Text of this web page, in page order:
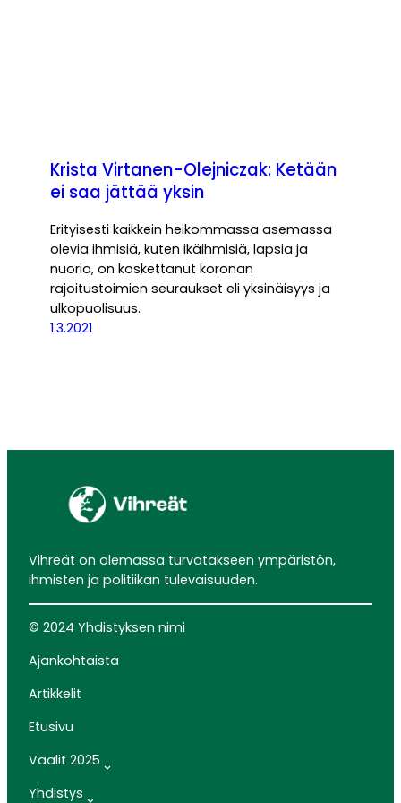
Krista Virtanen-Olejniczak: Ketään
ei saa jättää yksin
Erityisesti kaikkein heikommassa asemassa
olevia ihmisiä, kuten ikäihmisiä, lapsia ja
nuoria, on koskettanut koronan
rajoitustoimien seuraukset eli yksinäisyys ja
ulkopuolisuus.
1.3.2021
Vihreät on olemassa turvatakseen ympäristön,
ihmisten ja politiikan tulevaisuuden.
© 2024 Yhdistyksen nimi
Ajankohtaista
Artikkelit
Etusivu
Vaalit 2025
Yhdistys